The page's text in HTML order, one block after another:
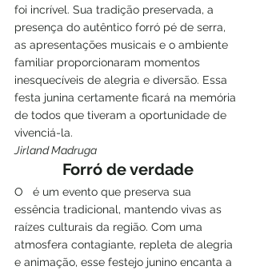
foi incrível. Sua tradição preservada, a
presença do autêntico forró pé de serra,
as apresentações musicais e o ambiente
familiar proporcionaram momentos
inesquecíveis de alegria e diversão. Essa
festa junina certamente ficará na memória
de todos que tiveram a oportunidade de
vivenciá-la.
Jirland Madruga
Forró de verdade
O   é um evento que preserva sua
essência tradicional, mantendo vivas as
raízes culturais da região. Com uma
atmosfera contagiante, repleta de alegria
e animação, esse festejo junino encanta a